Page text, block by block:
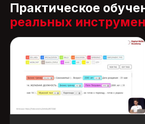
Практическое
реальных